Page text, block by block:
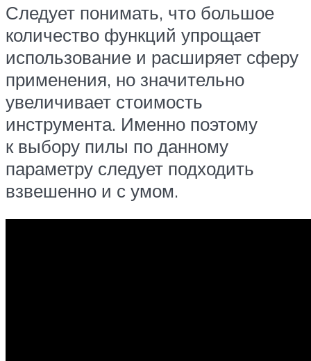
Следует понимать, что большое
количество функций упрощает
использование и расширяет сферу
применения, но значительно
увеличивает стоимость
инструмента. Именно поэтому
к выбору пилы по данному
параметру следует подходить
взвешенно и с умом.